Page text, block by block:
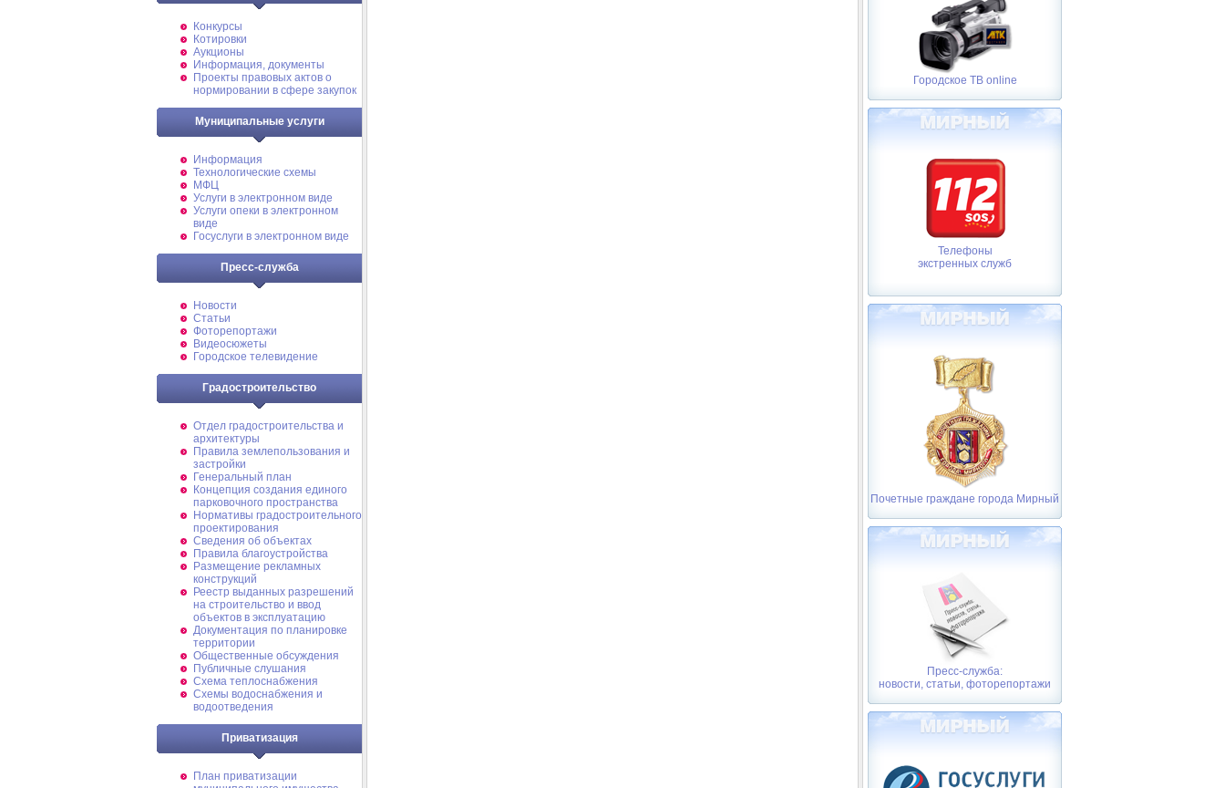
Конкурсы
Котировки
Аукционы
Информация, документы
Проекты правовых актов о
нормировании в сфере закупок
Муниципальные услуги
Информация
Технологические схемы
МФЦ
Услуги в электронном виде
Услуги опеки в электронном
виде
Госуслуги в электронном виде
Пресс-служба
Новости
Статьи
Фоторепортажи
Видеосюжеты
Городское телевидение
Градостроительство
Отдел градостроительства и
архитектуры
Правила землепользования и
застройки
Генеральный план
Концепция создания единого
парковочного пространства
Нормативы градостроительного
проектирования
Сведения об объектах
Правила благоустройства
Размещение рекламных
конструкций
Реестр выданных разрешений
на строительство и ввод
объектов в эксплуатацию
Документация по планировке
территории
Общественные обсуждения
Публичные слушания
Схема теплоснабжения
Схемы водоснабжения и
водоотведения
Приватизация
План приватизации
Городское ТВ online
Телефоны
экстренных служб
Почетные граждане города Мирный
Пресс-служба:
новости, статьи, фоторепортажи